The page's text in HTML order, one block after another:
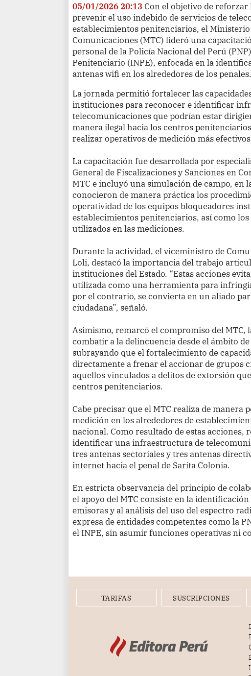
05/01/2026 20:13Con el objetivo de
prevenir el uso indebido de servicios de
establecimientos penitenciarios, el
Comunicaciones (MTC) lideró una
personal de la Policía Nacional del Perú
Penitenciario (INPE), enfocada en la
antenas wifi en los alrededores de los penales.
La jornada permitió fortalecer las
instituciones para reconocer e identificar
telecomunicaciones que podrían estar
manera ilegal hacia los centros
realizar operativos de medición más
La capacitación fue desarrollada por
General de Fiscalizaciones y Sanciones en
MTC e incluyó una simulación de campo, en
conocieron de manera práctica los
operatividad de los equipos bloqueadores
establecimientos penitenciarios, así como
utilizados en las mediciones.
Durante la actividad, el viceministro de
Loli, destacó la importancia del trabajo
instituciones del Estado. “Estas acciones
utilizada como una herramienta para
por el contrario, se convierta en un aliado
ciudadana”, señaló.
Asimismo, remarcó el compromiso del MTC,
combatir a la delincuencia desde el ámbito
subrayando que el fortalecimiento de
directamente a frenar el accionar de grupos
aquellos vinculados a delitos de extorsión
centros penitenciarios.
Cabe precisar que el MTC realiza de manera
medición en los alrededores de
nacional. Como resultado de estas acciones,
identificar una infraestructura de
tres antenas sectoriales y tres antenas
internet hacia el penal de Sarita Colonia.
En estricta observancia del principio de
el apoyo del MTC consiste en la
emisoras y al análisis del uso del espectro
expresa de entidades competentes como la
el INPE, sin asumir funciones operativas ni
TARIFAS SUSCRIPCIONES